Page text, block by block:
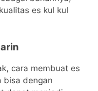
es kul kul
cara membuat es
bisa dengan